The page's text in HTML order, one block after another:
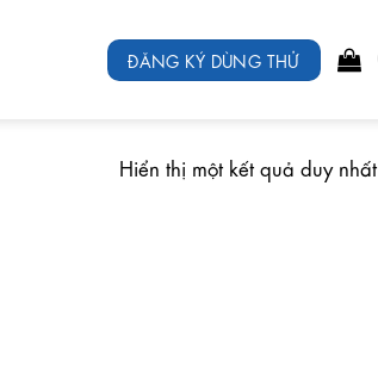
ĐĂNG KÝ DÙNG THỬ
Hiển thị một kết quả duy nhất